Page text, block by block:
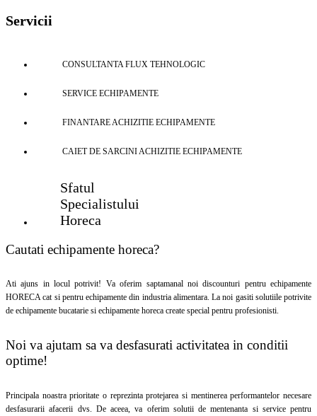
Servicii
CONSULTANTA FLUX TEHNOLOGIC
SERVICE ECHIPAMENTE
FINANTARE ACHIZITIE ECHIPAMENTE
CAIET DE SARCINI ACHIZITIE ECHIPAMENTE
Sfatul
Specialistului
Horeca
Cautati echipamente horeca?
Ati ajuns in locul potrivit! Va oferim saptamanal noi discounturi pentru echipamente
HORECA cat si pentru echipamente din industria alimentara. La noi gasiti solutiile potrivite
de echipamente bucatarie si echipamente horeca create special pentru profesionisti.
Noi va ajutam sa va desfasurati activitatea in conditii
optime!
Principala noastra prioritate o reprezinta protejarea si mentinerea performantelor necesare
desfasurarii afacerii dvs. De aceea, va oferim solutii de mentenanta si service pentru